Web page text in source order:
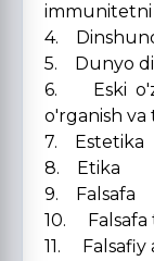
immunitetni
4.
5. Dunyo
6. Eski
o'rganish va
7. Estetika
8. Etika
9. Falsafa
10. Falsafa
11. Falsafiy